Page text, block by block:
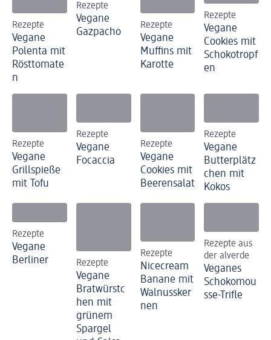
Rezepte
Vegane
Polenta mit
Rösttomate
n
Rezepte
Vegane
Gazpacho
Rezepte
Vegane
Muffins mit
Karotte
Rezepte
Vegane
Cookies mit
Schokotropf
en
Rezepte
Vegane
Grillspieße
mit Tofu
Rezepte
Vegane
Focaccia
Rezepte
Vegane
Cookies mit
Beerensalat
Rezepte
Vegane
Butterplätz
chen mit
Kokos
Rezepte
Vegane
Berliner
Rezepte
Vegane
Bratwürstc
hen mit
grünem
Spargel
Rezepte
Nicecream
Banane mit
Walnussker
nen
Rezepte aus
der alverde
Veganes
Schokomou
sse-Trifle